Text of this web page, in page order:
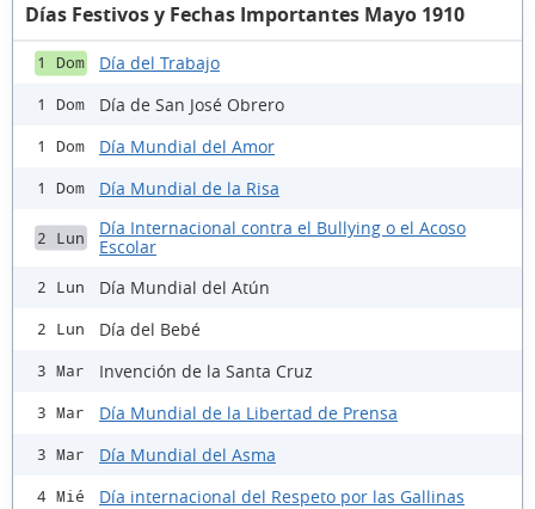
Días Festivos y Fechas Importantes Mayo 1910
1 Dom Día del Trabajo
1 Dom Día de San José Obrero
1 Dom Día Mundial del Amor
1 Dom Día Mundial de la Risa
2 Lun
Día Internacional contra el Bullying o el Acoso
Escolar
2 Lun Día Mundial del Atún
2 Lun Día del Bebé
3 Mar Invención de la Santa Cruz
3 Mar Día Mundial de la Libertad de Prensa
3 Mar Día Mundial del Asma
4 Mié Día internacional del Respeto por las Gallinas